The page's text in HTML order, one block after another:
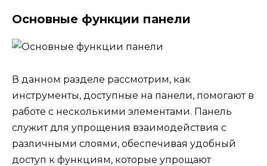
Основные функции панели
В данном разделе рассмотрим, как
инструменты, доступные на панели, помогают в
работе с несколькими элементами. Панель
служит для упрощения взаимодействия с
различными слоями, обеспечивая удобный
доступ к функциям, которые упрощают